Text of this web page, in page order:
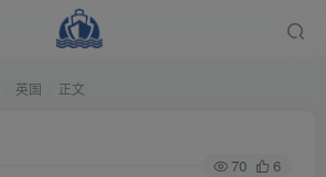
英国 正文
70 6